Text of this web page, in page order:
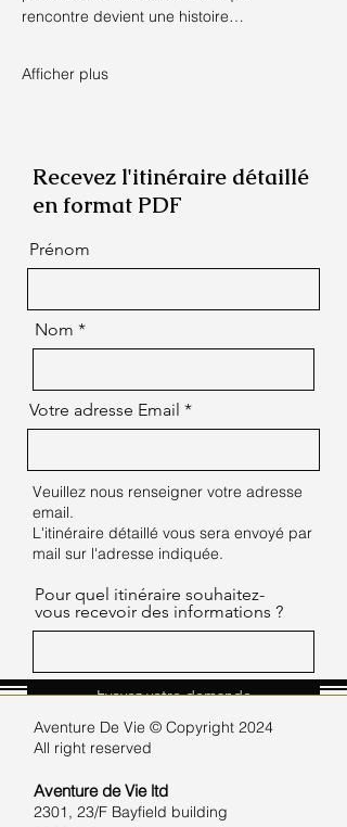
rencontre devient une histoire…
Afficher plus
Recevez l'itinéraire détaillé
en format PDF
Prénom
Nom
Votre adresse Email
Veuillez nous renseigner votre adresse
email.
L'itinéraire détaillé vous sera envoyé par
mail sur l'adresse indiquée.
Pour quel itinéraire souhaitez-
vous recevoir des informations ?
Evoyez votre demande
Aventure De Vie © Copyright 2024
All right reserved
Aventure de Vieltd
2301, 23/F Bayfield building